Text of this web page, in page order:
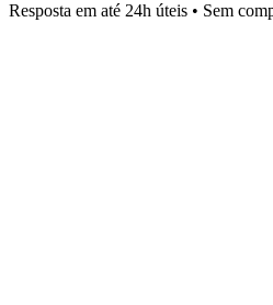
Resposta em até 24h úteis • Sem